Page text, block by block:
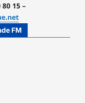
15 –
FM